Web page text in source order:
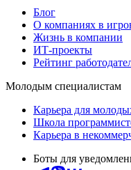
Блог
О компаниях в
Жизнь в компании
ИТ-проекты
Рейтинг
Молодым специалистам
Карьера для
Школа
Карьера в
Боты для